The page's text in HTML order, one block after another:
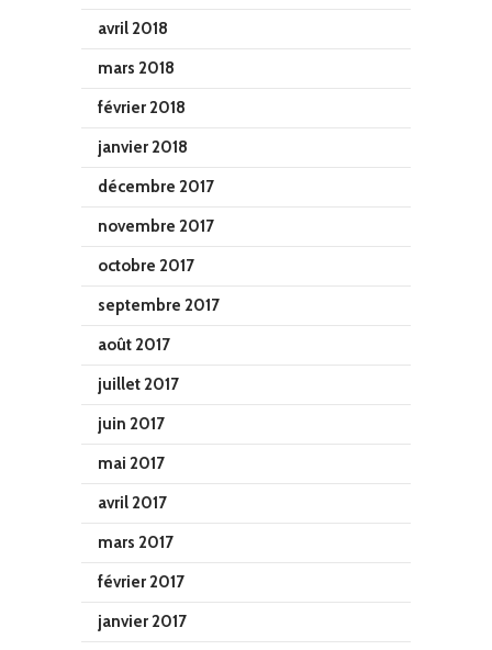
avril 2018
mars 2018
février 2018
janvier 2018
décembre 2017
novembre 2017
octobre 2017
septembre 2017
août 2017
juillet 2017
juin 2017
mai 2017
avril 2017
mars 2017
février 2017
janvier 2017